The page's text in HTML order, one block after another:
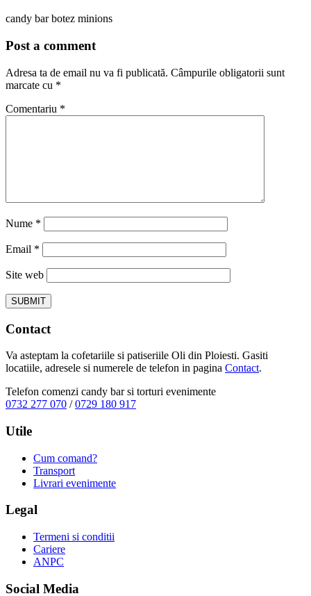
candy bar botez minions
Post a comment
Adresa ta de email nu va fi publicată. Câmpurile obligatorii sunt
marcate cu *
Comentariu *
Nume *
Email *
Site web
Contact
Va asteptam la cofetariile si patiseriile Oli din Ploiesti. Gasiti
locatiile, adresele si numerele de telefon in pagina Contact.
Telefon comenzi candy bar si torturi evenimente
0732 277 070 /0729 180 917
Utile
Cum comand?
Transport
Livrari evenimente
Legal
Termeni si conditii
Cariere
ANPC
Social Media